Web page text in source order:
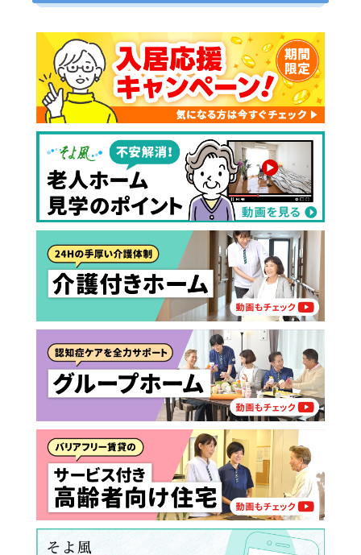
あなたに適しているのは?
介護保険サービスは20種類以上あり、それぞれ
用途やご利用目的が違います。
「どのサービスを使ったらいいのかわからな
い!」という方は、まずはどんなサービスがあ
なたに適しているのか簡単にチェックしてみま
しょう!最大4つの質問に答えていただくだけ
で、おすすめの介護保険サービスを紹介しま
す。
診断スタート
要介護認定を受け、要支援１～２、
要介護１～５、いずれかの判定を受
けていますか？
はい
いいえ or
非該当(自立)
と判定された
ご自宅で生活しながら介護サービス
を使いたいですか？
老人ホームなどの施設に移り住みた
いですか？
自宅で生活しながら
使いたい
施設へ移り住みたい
現在、日常生活を送るうえで誰かの
介護などサポートが必要ですか？
必要
必要ない
介護スタッフにご自宅に来てもらい
たいですか？
介護施設へ通いたいですか？
通いたい
来てもらいたい
認知症の診断を受けていますか？
または物忘れなど認知症の疑いはあ
りますか？
はい
いいえ
日帰りで使いたいですか？
一時的に宿泊したいですか？
日帰りで使いたい
一時的に宿泊したい
要支援１～２・要介護１～２です
か？
要介護３～５ですか？
要支援１～２
要介護１～２
要介護３～５